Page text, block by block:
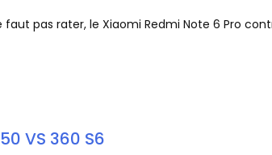
faut pas rater, le Xiaomi Redmi Note 6 Pro
VS 360 S6